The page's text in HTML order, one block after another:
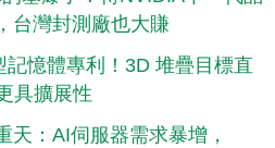
台灣封測廠也大賺
憶體專利！3D 堆疊目標直
具擴展性
天：AI伺服器需求暴增，